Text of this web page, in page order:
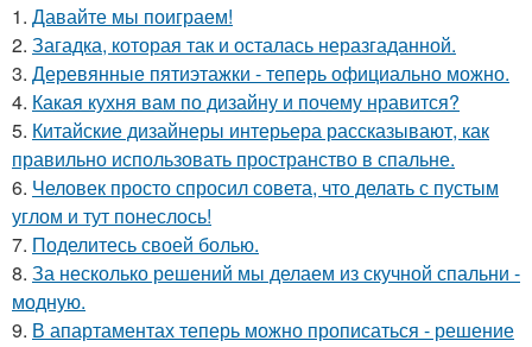
1. Давайте мы поиграем!
2. Загадка, которая так и осталась неразгаданной.
3. Деревянные пятиэтажки - теперь официально можно.
4. Какая кухня вам по дизайну и почему нравится?
5. Китайские дизайнеры интерьера рассказывают, как
правильно использовать пространство в спальне.
6. Человек просто спросил совета, что делать с пустым
углом и тут понеслось!
7. Поделитесь своей болью.
8. За несколько решений мы делаем из скучной спальни -
модную.
9. В апартаментах теперь можно прописаться - решение